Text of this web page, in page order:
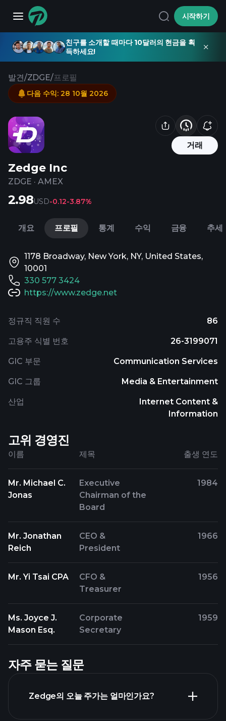
시작하기
친구를 소개할 때마다 10달러의 현금을 획
득하세요!
발견/ZDGE/프로필
거래
Zedge Inc
ZDGE · AMEX
다음 수익: 28 10월 2026
2.98USD-0.12-3.87%
개요 프로필 통계 수익 금융 추세
1178 Broadway, New York, NY, United States,
10001
330 577 3424
https://www.zedge.net
정규직 직원 수 86
고용주 식별 번호 26-3199071
GIC 부문 Communication Services
GIC 그룹 Media & Entertainment
산업
Internet Content &
Information
고위 경영진
이름 제목 출생 연도
Mr. Michael C.
Jonas
Executive
Chairman of the
Board
1984
Mr. Jonathan
Reich
CEO &
President
1966
Mr. Yi Tsai CPA
CFO &
Treasurer
1956
Ms. Joyce J.
Mason Esq.
Corporate
Secretary
1959
자주 묻는 질문
Zedge의 오늘 주가는 얼마인가요?